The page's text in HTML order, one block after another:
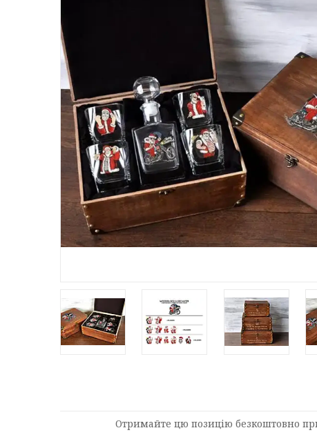
Отримайте цю позицію безкоштовно